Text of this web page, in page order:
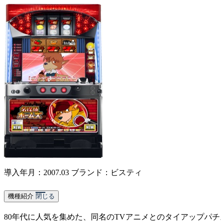
導入年月：2007.03 ブランド：ビスティ
機種紹介 閉じる
80年代に人気を集めた、同名のTVアニメとのタイアップパチ